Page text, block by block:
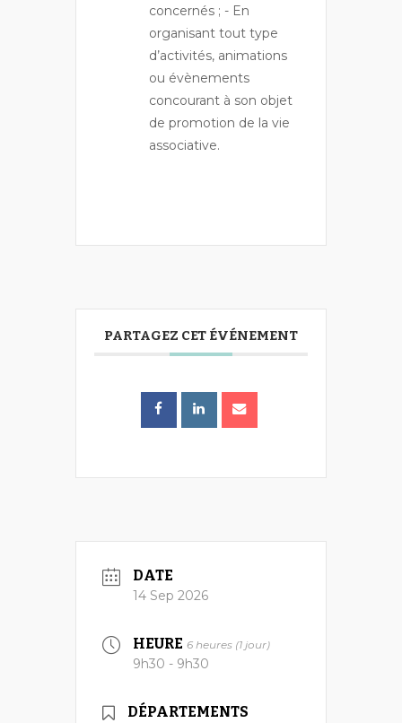
concernés ; - En
organisant tout type
d’activités, animations
ou évènements
concourant à son objet
de promotion de la vie
associative.
PARTAGEZ CET ÉVÉNEMENT
DATE
14 Sep 2026
HEURE 6 heures (1 jour)
9h30 - 9h30
DÉPARTEMENTS